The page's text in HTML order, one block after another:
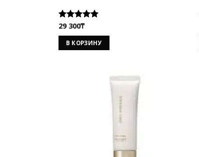
Оценка
29 300₸
В КОРЗИНУ